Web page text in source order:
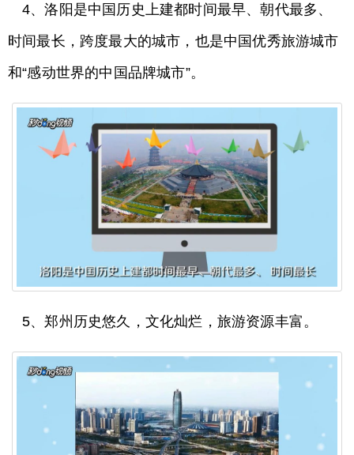
4、洛阳是中国历史上建都时间最早、朝代最多、
时间最长，跨度最大的城市，也是中国优秀旅游城市
和“感动世界的中国品牌城市”。
5、郑州历史悠久，文化灿烂，旅游资源丰富。